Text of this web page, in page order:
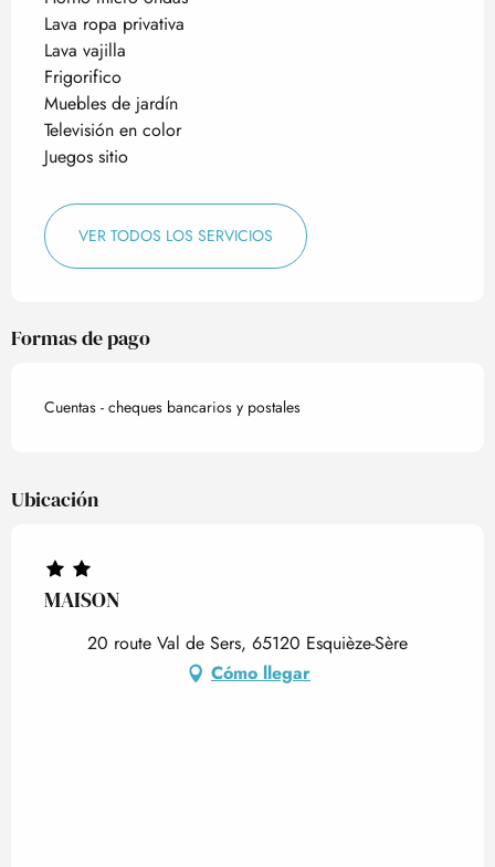
Lava ropa privativa
Lava vajilla
Frigorifico
Muebles de jardín
Televisión en color
Juegos sitio
VER TODOS LOS SERVICIOS
Formas de pago
Cuentas - cheques bancarios y postales
Ubicación
MAISON
20 route Val de Sers, 65120 Esquièze-Sère
Cómo llegar